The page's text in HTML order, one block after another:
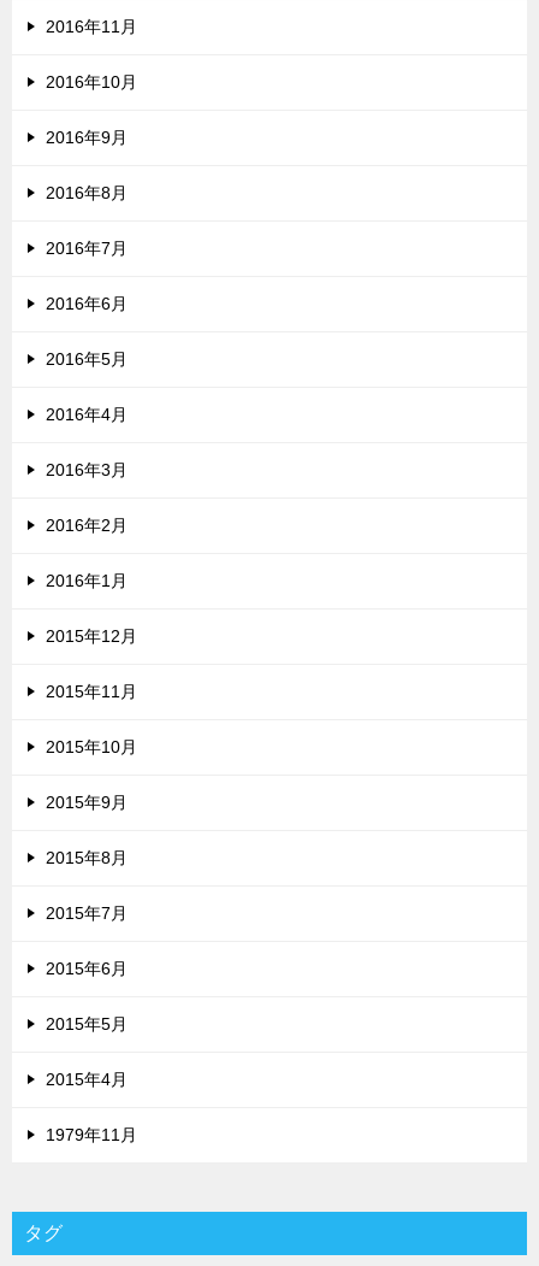
2016年11月
2016年10月
2016年9月
2016年8月
2016年7月
2016年6月
2016年5月
2016年4月
2016年3月
2016年2月
2016年1月
2015年12月
2015年11月
2015年10月
2015年9月
2015年8月
2015年7月
2015年6月
2015年5月
2015年4月
1979年11月
タグ